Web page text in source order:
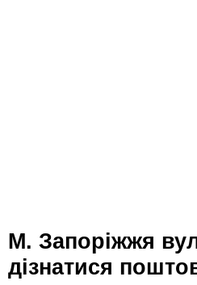
м. Запоріжжя вул. Заводська
дізнатися